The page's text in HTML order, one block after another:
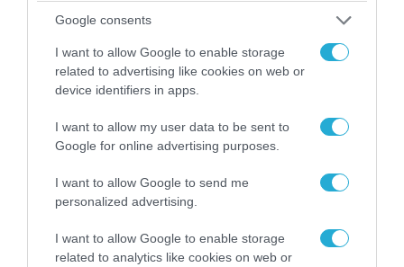
Google consents
I want to allow Google to enable storage
related to advertising like cookies on web or
device identifiers in apps.
I want to allow my user data to be sent to
Google for online advertising purposes.
I want to allow Google to send me
personalized advertising.
I want to allow Google to enable storage
related to analytics like cookies on web or
στην Ουκρανία: Στο στόχαστρο το
08.08.2026
«Ελπίδα για τη Δημοκρατία»:
πρώην στέλεχος του κόμματος
POPULAR 24H